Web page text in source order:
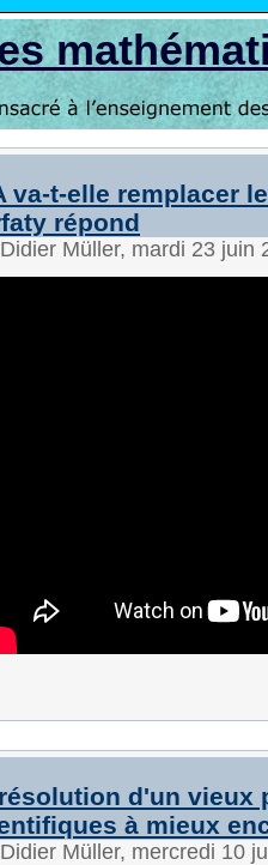
va-t-elle remplacer
répond
Müller, mardi 23 juin
d'un vieux
à mieux
Müller, mercredi 10